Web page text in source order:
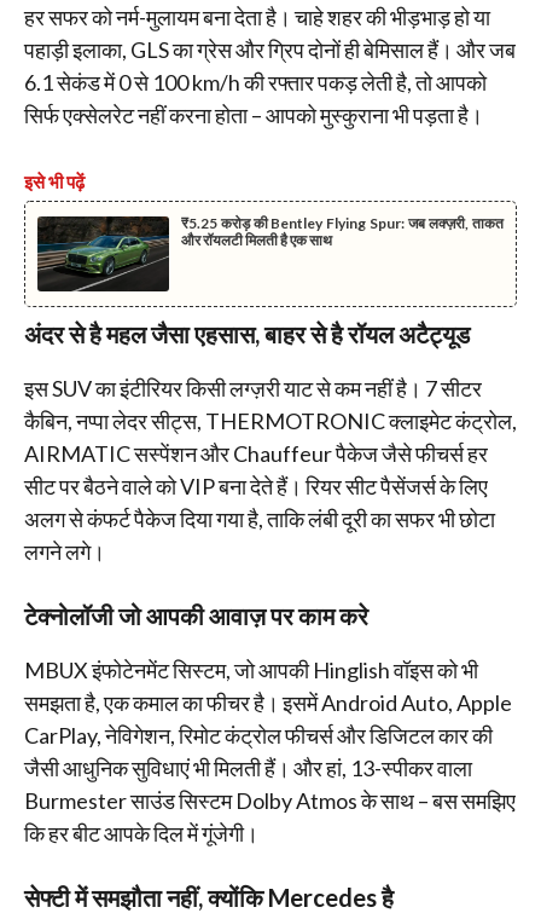
हर सफर को नर्म-मुलायम बना देता है। चाहे शहर की भीड़भाड़ हो या
पहाड़ी इलाका, GLS का ग्रेस और ग्रिप दोनों ही बेमिसाल हैं। और जब
6.1 सेकंड में 0 से 100 km/h की रफ्तार पकड़ लेती है, तो आपको
सिर्फ एक्सेलरेट नहीं करना होता – आपको मुस्कुराना भी पड़ता है।
इसे भी पढ़ें
₹5.25 करोड़ की Bentley Flying Spur: जब लक्ज़री, ताकत
और रॉयलटी मिलती है एक साथ
अंदर से है महल जैसा एहसास, बाहर से है रॉयल अटैट्यूड
इस SUV का इंटीरियर किसी लग्ज़री याट से कम नहीं है। 7 सीटर
कैबिन, नप्पा लेदर सीट्स, THERMOTRONIC क्लाइमेट कंट्रोल,
AIRMATIC सस्पेंशन और Chauffeur पैकेज जैसे फीचर्स हर
सीट पर बैठने वाले को VIP बना देते हैं। रियर सीट पैसेंजर्स के लिए
अलग से कंफर्ट पैकेज दिया गया है, ताकि लंबी दूरी का सफर भी छोटा
लगने लगे।
टेक्नोलॉजी जो आपकी आवाज़ पर काम करे
MBUX इंफोटेनमेंट सिस्टम, जो आपकी Hinglish वॉइस को भी
समझता है, एक कमाल का फीचर है। इसमें Android Auto, Apple
CarPlay, नेविगेशन, रिमोट कंट्रोल फीचर्स और डिजिटल कार की
जैसी आधुनिक सुविधाएं भी मिलती हैं। और हां, 13-स्पीकर वाला
Burmester साउंड सिस्टम Dolby Atmos के साथ – बस समझिए
कि हर बीट आपके दिल में गूंजेगी।
सेफ्टी में समझौता नहीं, क्योंकि Mercedes है